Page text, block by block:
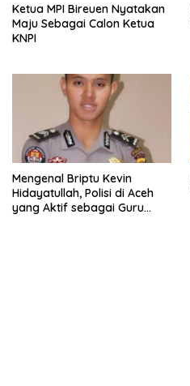
Ketua MPI Bireuen Nyatakan
Maju Sebagai Calon Ketua
KNPI
Mengenal Briptu Kevin
Hidayatullah, Polisi di Aceh
yang Aktif sebagai Guru